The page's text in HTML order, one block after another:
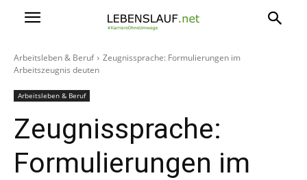
Arbeitsleben & Beruf
Zeugnissprache: Formulierungen im
Arbeitszeugnis deuten
Arbeitsleben & Beruf
Zeugnissprache:
Formulierungen im